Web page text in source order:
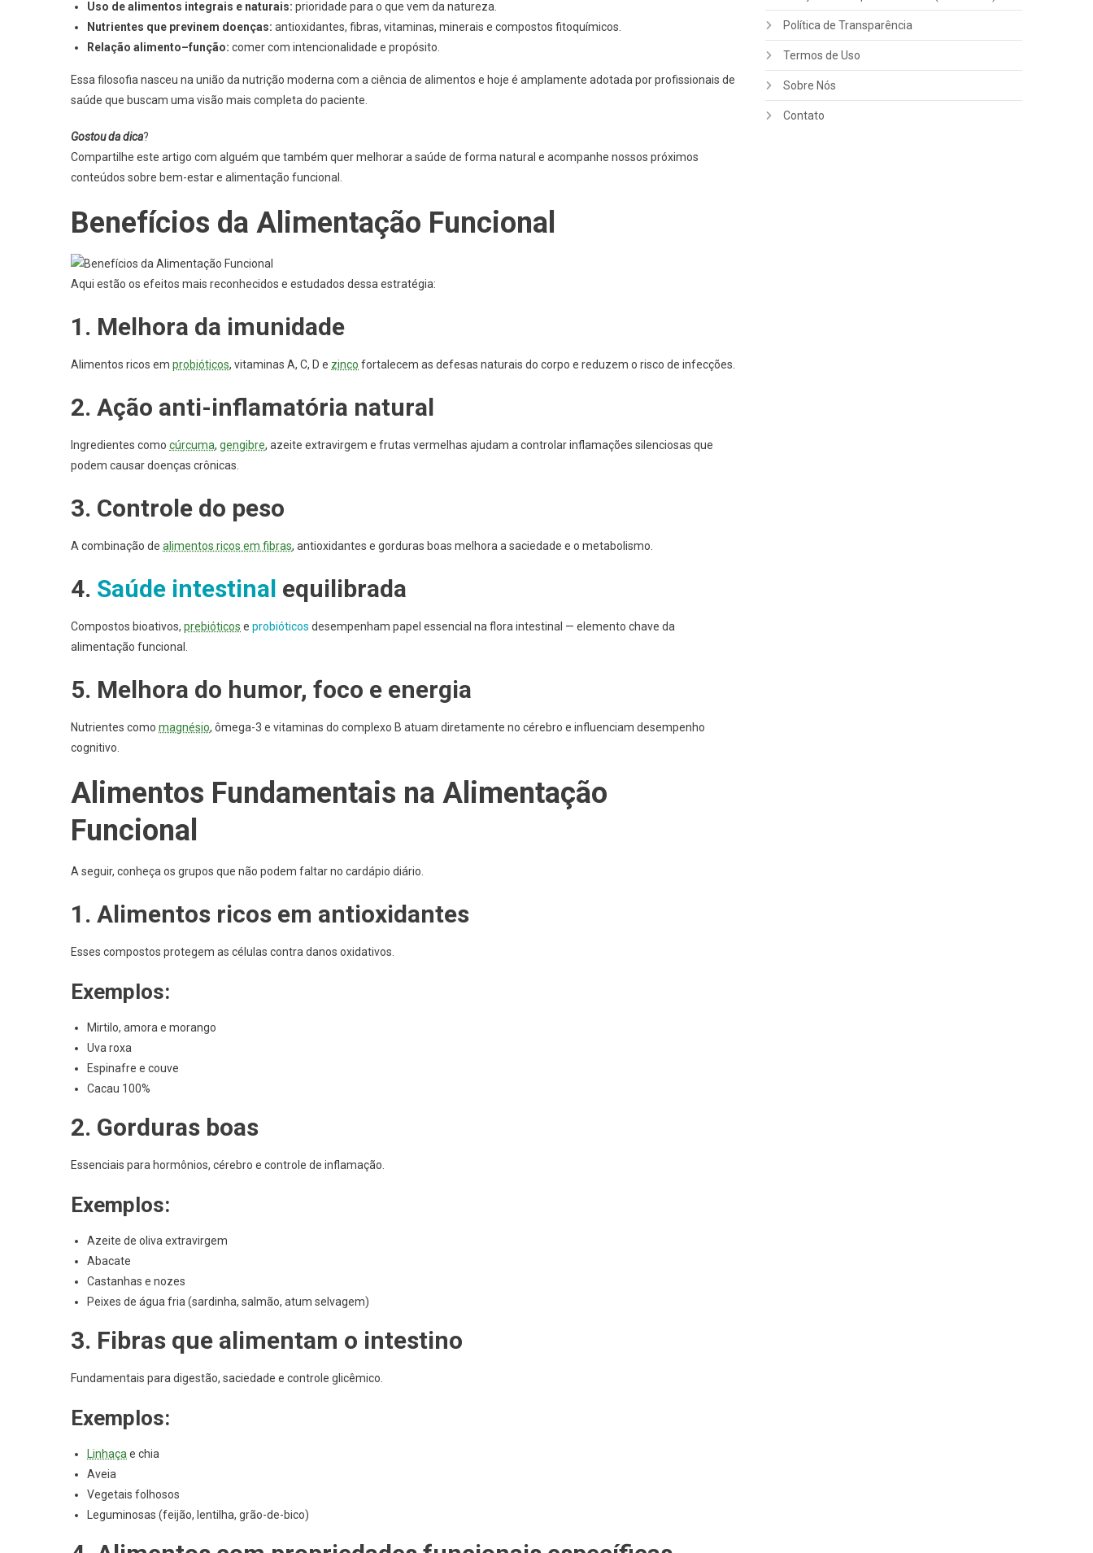
Uso de alimentos integrais e naturais: prioridade para o que vem da natureza.
Nutrientes que previnem doenças: antioxidantes, fibras, vitaminas, minerais e compostos fitoquímicos.
Relação alimento–função: comer com intencionalidade e propósito.
Essa filosofia nasceu na união da nutrição moderna com a ciência de alimentos e hoje é amplamente adotada por profissionais de
saúde que buscam uma visão mais completa do paciente.
Gostou da dica?
Compartilhe este artigo com alguém que também quer melhorar a saúde de forma natural e acompanhe nossos próximos
conteúdos sobre bem-estar e alimentação funcional.
Benefícios da Alimentação Funcional
Aqui estão os efeitos mais reconhecidos e estudados dessa estratégia:
1. Melhora da imunidade
Alimentos ricos em probióticos, vitaminas A, C, D e zinco fortalecem as defesas naturais do corpo e reduzem o risco de infecções.
2. Ação anti-inflamatória natural
Ingredientes como cúrcuma, gengibre, azeite extravirgem e frutas vermelhas ajudam a controlar inflamações silenciosas que
podem causar doenças crônicas.
3. Controle do peso
A combinação de alimentos ricos em fibras, antioxidantes e gorduras boas melhora a saciedade e o metabolismo.
4. Saúde intestinal equilibrada
Compostos bioativos, prebióticos e probióticos desempenham papel essencial na flora intestinal — elemento chave da
alimentação funcional.
5. Melhora do humor, foco e energia
Nutrientes como magnésio, ômega-3 e vitaminas do complexo B atuam diretamente no cérebro e influenciam desempenho
cognitivo.
Alimentos Fundamentais na Alimentação
Funcional
A seguir, conheça os grupos que não podem faltar no cardápio diário.
1. Alimentos ricos em antioxidantes
Esses compostos protegem as células contra danos oxidativos.
Exemplos:
Mirtilo, amora e morango
Uva roxa
Espinafre e couve
Cacau 100%
2. Gorduras boas
Essenciais para hormônios, cérebro e controle de inflamação.
Exemplos:
Azeite de oliva extravirgem
Abacate
Castanhas e nozes
Peixes de água fria (sardinha, salmão, atum selvagem)
3. Fibras que alimentam o intestino
Fundamentais para digestão, saciedade e controle glicêmico.
Exemplos:
Linhaça e chia
Aveia
Vegetais folhosos
Leguminosas (feijão, lentilha, grão-de-bico)
Política de Transparência
Termos de Uso
Sobre Nós
Contato